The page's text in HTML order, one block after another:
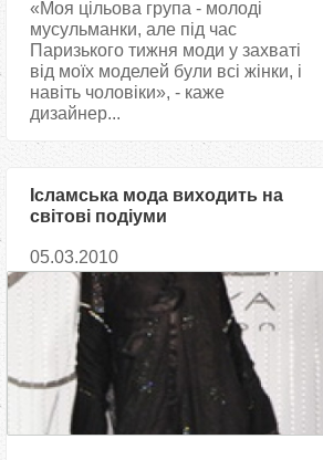
«Моя цільова група - молоді
мусульманки, але під час
Паризького тижня моди у захваті
від моїх моделей були всі жінки, і
навіть чоловіки», - каже
дизайнер...
Ісламська мода виходить на
світові подіуми
05.03.2010